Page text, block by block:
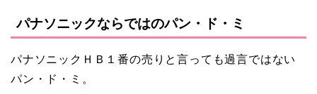
パナソニックならではのパン・ド・ミ
パナソニックＨＢ１番の売りと言っても過言ではない
パン・ド・ミ。